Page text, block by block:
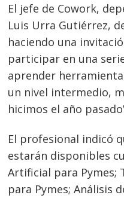
El jefe de Cowork,
Luis Urra Gutiérrez,
haciendo una
participar en una
aprender
un nivel intermedio,
hicimos el año
El profesional indicó
estarán disponibles
Artificial para Pymes;
para Pymes; Análisis